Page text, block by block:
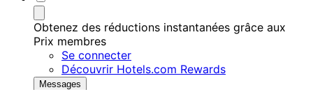
Obtenez des réductions instantanées grâce aux
Prix membres
Se connecter
Découvrir Hotels.com Rewards
Messages